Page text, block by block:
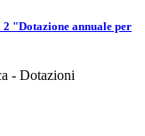
"Dotazione annuale per
- Dotazioni